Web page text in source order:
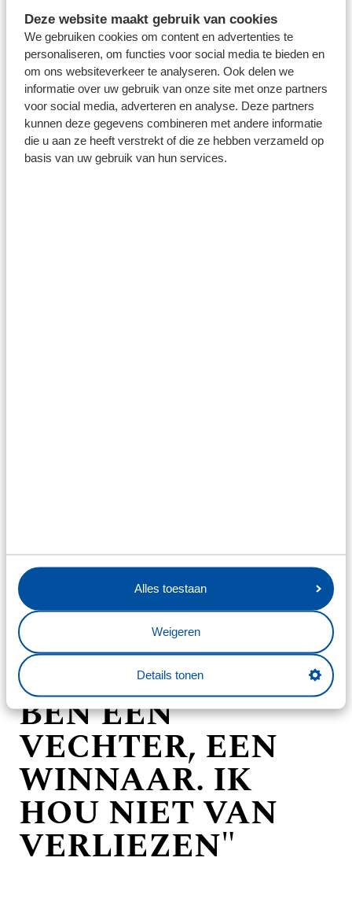
Deze website maakt gebruik van cookies
We gebruiken cookies om content en advertenties te
personaliseren, om functies voor social media te bieden en
om ons websiteverkeer te analyseren. Ook delen we
informatie over uw gebruik van onze site met onze partners
voor social media, adverteren en analyse. Deze partners
kunnen deze gegevens combineren met andere informatie
die u aan ze heeft verstrekt of die ze hebben verzameld op
basis van uw gebruik van hun services.
Alles toestaan
Weigeren
Details tonen
Engelse start
Sejk is inmiddels gewend om het vliegtuig te pakken en
dat is bij zijn nieuwe club niet anders. Hij vliegt meteen
met de selectie mee naar Londen, waar een
oefenwedstrijd tegen Queens Park Rangers op het
programma staat. "Het was wel even een drukke start",
zegt de voetballer vanuit de Engelse hoofdstad. "Het is
IK ALTIJD
HONDERD
PROCENT GEEF,
MET VOLLE
INZET SPEEL. IK
BEN EEN
VECHTER, EEN
WINNAAR. IK
HOU NIET VAN
VERLIEZEN"